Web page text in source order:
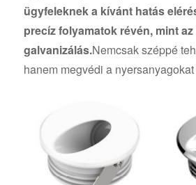
ügyfeleknek a kívánt hatás
precíz folyamatok révén, mint
galvanizálás.Nemcsak széppé
hanem megvédi a nyersanyagokat